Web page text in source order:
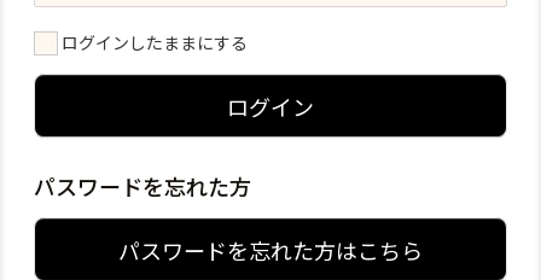
ログインしたままにする
ログイン
パスワードを忘れた方
パスワードを忘れた方はこちら